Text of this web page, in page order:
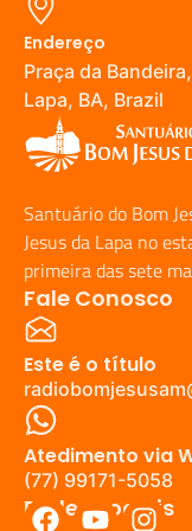
Endereço
Praça da
Lapa, BA, Brazil
Santuário do Bom
Jesus da Lapa no
primeira das sete
Fale Conosco
Este é o título
Atedimento via
(77) 99171-5058
Redes Sociais